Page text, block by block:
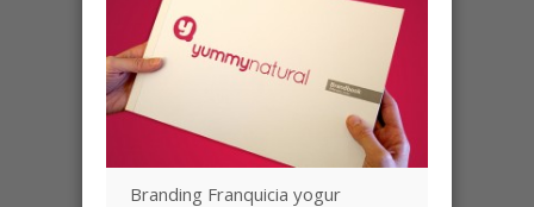
Branding Franquicia yogur